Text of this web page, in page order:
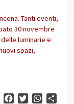
Tanti eventi,
30 novembre
luminarie e
spazi,
FacebookTwitter